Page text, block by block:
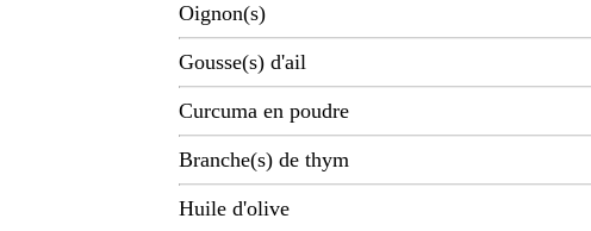
Oignon(s)
Gousse(s) d'ail
Curcuma en poudre
Branche(s) de thym
Huile d'olive